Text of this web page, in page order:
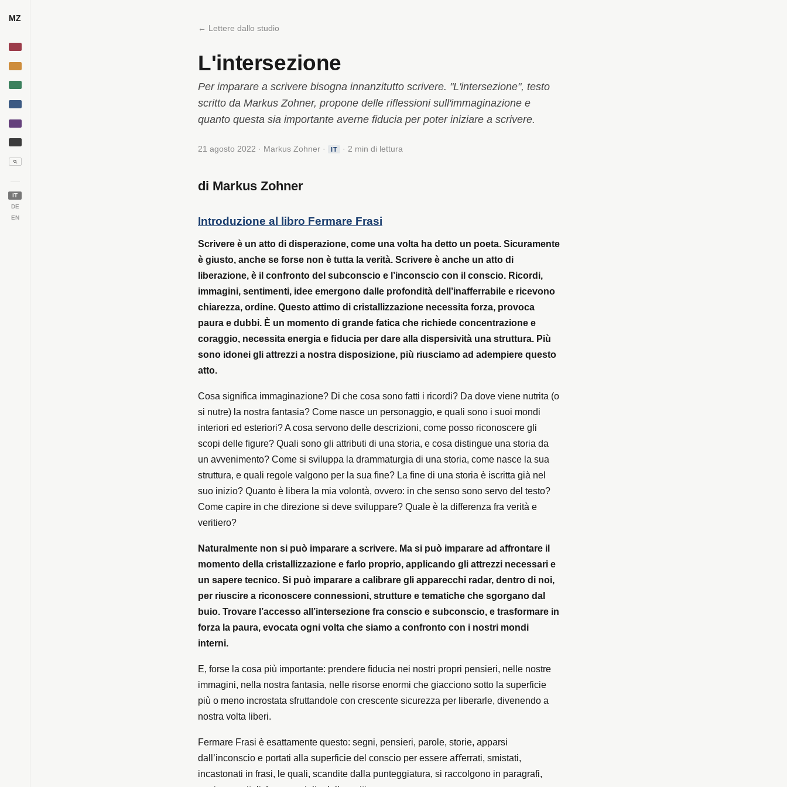
MZ
IT
DE
EN
← Lettere dallo studio
L'intersezione
Per imparare a scrivere bisogna innanzitutto scrivere. "L'intersezione", testo
scritto da Markus Zohner, propone delle riflessioni sull'immaginazione e
quanto questa sia importante averne fiducia per poter iniziare a scrivere.
21 agosto 2022 · Markus Zohner · IT · 2 min di lettura
di Markus Zohner
Introduzione al libro Fermare Frasi
Scrivere è un atto di disperazione, come una volta ha detto un poeta. Sicuramente
è giusto, anche se forse non è tutta la verità. Scrivere è anche un atto di
liberazione, è il confronto del subconscio e l’inconscio con il conscio. Ricordi,
immagini, sentimenti, idee emergono dalle profondità dell’inafferrabile e ricevono
chiarezza, ordine. Questo attimo di cristallizzazione necessita forza, provoca
paura e dubbi. È un momento di grande fatica che richiede concentrazione e
coraggio, necessita energia e ﬁducia per dare alla dispersività una struttura. Più
sono idonei gli attrezzi a nostra disposizione, più riusciamo ad adempiere questo
atto.
Cosa significa immaginazione? Di che cosa sono fatti i ricordi? Da dove viene nutrita (o
si nutre) la nostra fantasia? Come nasce un personaggio, e quali sono i suoi mondi
interiori ed esteriori? A cosa servono delle descrizioni, come posso riconoscere gli
scopi delle ﬁgure? Quali sono gli attributi di una storia, e cosa distingue una storia da
un avvenimento? Come si sviluppa la drammaturgia di una storia, come nasce la sua
struttura, e quali regole valgono per la sua ﬁne? La ﬁne di una storia è iscritta già nel
suo inizio? Quanto è libera la mia volontà, ovvero: in che senso sono servo del testo?
Come capire in che direzione si deve sviluppare? Quale è la differenza fra verità e
veritiero?
Naturalmente non si può imparare a scrivere. Ma si può imparare ad affrontare il
momento della cristallizzazione e farlo proprio, applicando gli attrezzi necessari e
un sapere tecnico. Si può imparare a calibrare gli apparecchi radar, dentro di noi,
per riuscire a riconoscere connessioni, strutture e tematiche che sgorgano dal
buio. Trovare l’accesso all’intersezione fra conscio e subconscio, e trasformare in
forza la paura, evocata ogni volta che siamo a confronto con i nostri mondi
interni.
E, forse la cosa più importante: prendere ﬁducia nei nostri propri pensieri, nelle nostre
immagini, nella nostra fantasia, nelle risorse enormi che giacciono sotto la superficie
più o meno incrostata sfruttandole con crescente sicurezza per liberarle, divenendo a
nostra volta liberi.
Fermare Frasi è esattamente questo: segni, pensieri, parole, storie, apparsi
dall’inconscio e portati alla superficie del conscio per essere aﬀerrati, smistati,
incastonati in frasi, le quali, scandite dalla punteggiatura, si raccolgono in paragrafi,